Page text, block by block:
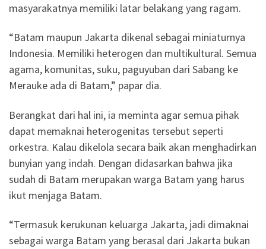
masyarakatnya memiliki latar belakang yang ragam.
“Batam maupun Jakarta dikenal sebagai miniaturnya
Indonesia. Memiliki heterogen dan multikultural. Semua
agama, komunitas, suku, paguyuban dari Sabang ke
Merauke ada di Batam,” papar dia.
Berangkat dari hal ini, ia meminta agar semua pihak
dapat memaknai heterogenitas tersebut seperti
orkestra. Kalau dikelola secara baik akan menghadirkan
bunyian yang indah. Dengan didasarkan bahwa jika
sudah di Batam merupakan warga Batam yang harus
ikut menjaga Batam.
“Termasuk kerukunan keluarga Jakarta, jadi dimaknai
sebagai warga Batam yang berasal dari Jakarta bukan